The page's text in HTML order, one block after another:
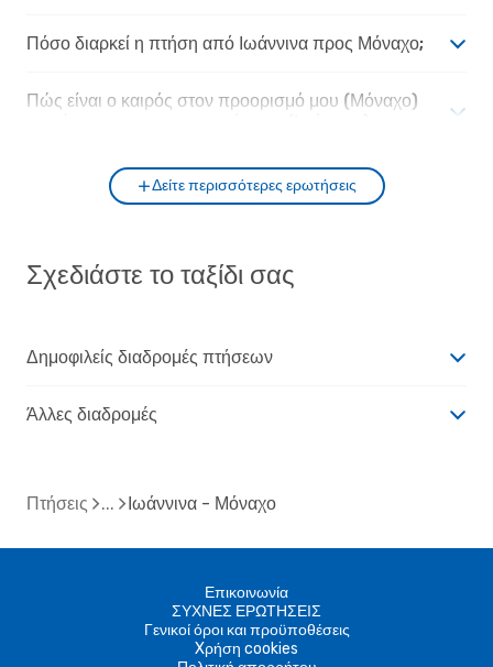
Πόσο διαρκεί η πτήση από Ιωάννινα προς Μόναχο;
Πώς είναι ο καιρός στον προορισμό μου (Μόναχο)
Δείτε περισσότερες ερωτήσεις
Σχεδιάστε το ταξίδι σας
Δημοφιλείς διαδρομές πτήσεων
Άλλες διαδρομές
Πτήσεις Ιωάννινα - Μόναχο
Επικοινωνία
ΣΥΧΝΕΣ ΕΡΩΤΗΣΕΙΣ
Γενικοί όροι και προϋποθέσεις
Xρήση cookies